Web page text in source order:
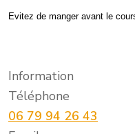
Evitez de manger avant le
Information
Téléphone
06 79 94 26 43